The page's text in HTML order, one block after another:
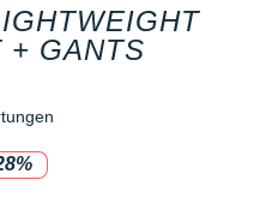
+ GANTS
der Marke